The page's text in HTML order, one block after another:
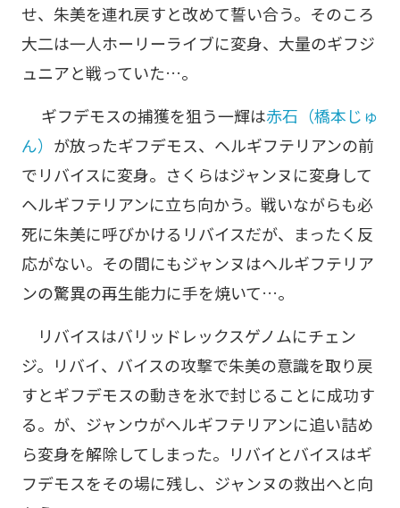
せ、朱美を連れ戻すと改めて誓い合う。そのころ
大二は一人ホーリーライブに変身、大量のギフジ
ュニアと戦っていた…。
ギフデモスの捕獲を狙う一輝は赤石（橋本じゅ
ん） が放ったギフデモス、ヘルギフテリアンの前
でリバイスに変身。さくらはジャンヌに変身して
ヘルギフテリアンに立ち向かう。戦いながらも必
死に朱美に呼びかけるリバイスだが、まったく反
応がない。その間にもジャンヌはヘルギフテリア
ンの驚異の再生能力に手を焼いて…。
リバイスはバリッドレックスゲノムにチェン
ジ。リバイ、バイスの攻撃で朱美の意識を取り戻
すとギフデモスの動きを氷で封じることに成功す
る。が、ジャンウがヘルギフテリアンに追い詰め
ら変身を解除してしまった。リバイとバイスはギ
フデモスをその場に残し、ジャンヌの救出へと向